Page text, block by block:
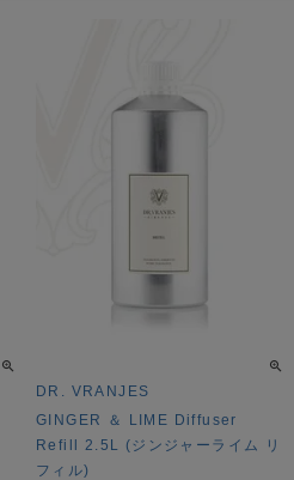
DR. VRANJES
GINGER ＆ LIME Diffuser
Refill 2.5L (ジンジャーライム リ
フィル)